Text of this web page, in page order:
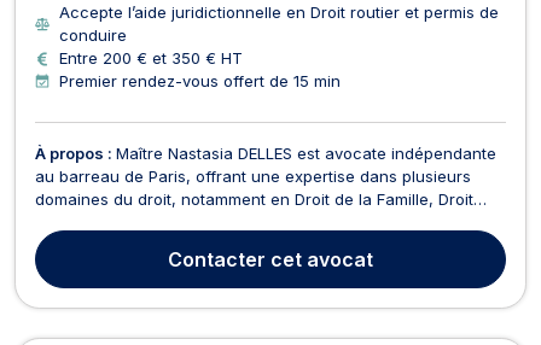
Accepte l’aide juridictionnelle en Droit routier et permis de
conduire
Entre 200 € et 350 € HT
Premier rendez-vous offert de 15 min
À propos : Maître Nastasia DELLES est avocate indépendante
au barreau de Paris, offrant une expertise dans plusieurs
domaines du droit, notamment en Droit de la Famille, Droit
mineurs. En Droit de la Famille, Maître DELLES accompagne
ses clients dans des affaires de divorce, de ...
Contacter cet avocat